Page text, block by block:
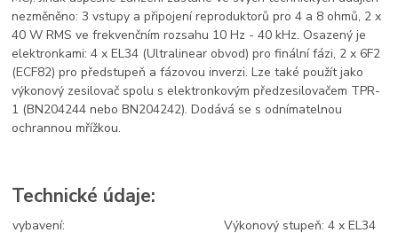
nezměněno: 3 vstupy a připojení reproduktorů pro 4 a 8 ohmů, 2 x
40 W RMS ve frekvenčním rozsahu 10 Hz - 40 kHz. Osazený je
elektronkami: 4 x EL34 (Ultralinear obvod) pro finální fázi, 2 x 6F2
(ECF82) pro předstupeň a fázovou inverzi. Lze také použít jako
výkonový zesilovač spolu s elektronkovým předzesilovačem TPR-
1 (BN204244 nebo BN204242). Dodává se s odnímatelnou
ochrannou mřížkou.
Technické údaje:
vybavení: Výkonový stupeň: 4 x EL34